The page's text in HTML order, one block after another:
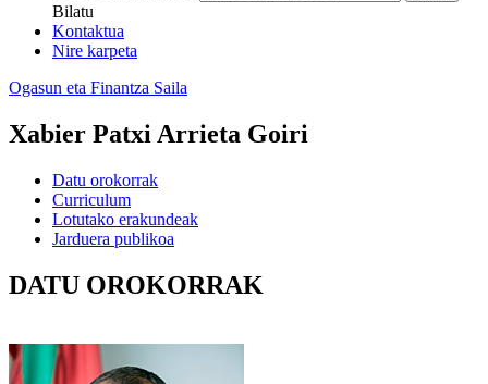
Bilatu
Kontaktua
Nire karpeta
Ogasun eta Finantza Saila
Xabier Patxi Arrieta Goiri
Datu orokorrak
Curriculum
Lotutako erakundeak
Jarduera publikoa
DATU OROKORRAK